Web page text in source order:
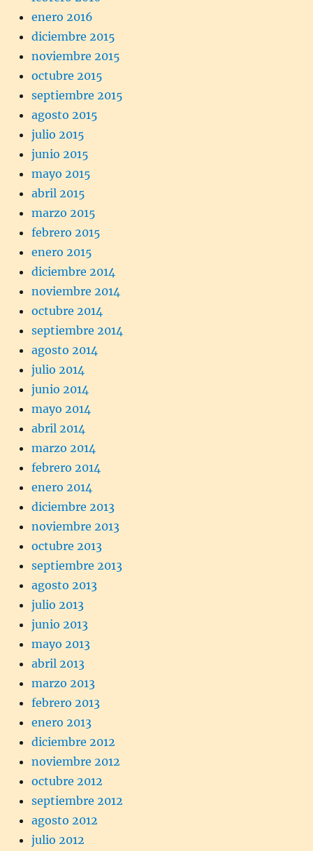
enero 2016
diciembre 2015
noviembre 2015
octubre 2015
septiembre 2015
agosto 2015
julio 2015
junio 2015
mayo 2015
abril 2015
marzo 2015
febrero 2015
enero 2015
diciembre 2014
noviembre 2014
octubre 2014
septiembre 2014
agosto 2014
julio 2014
junio 2014
mayo 2014
abril 2014
marzo 2014
febrero 2014
enero 2014
diciembre 2013
noviembre 2013
octubre 2013
septiembre 2013
agosto 2013
julio 2013
junio 2013
mayo 2013
abril 2013
marzo 2013
febrero 2013
enero 2013
diciembre 2012
noviembre 2012
octubre 2012
septiembre 2012
agosto 2012
julio 2012